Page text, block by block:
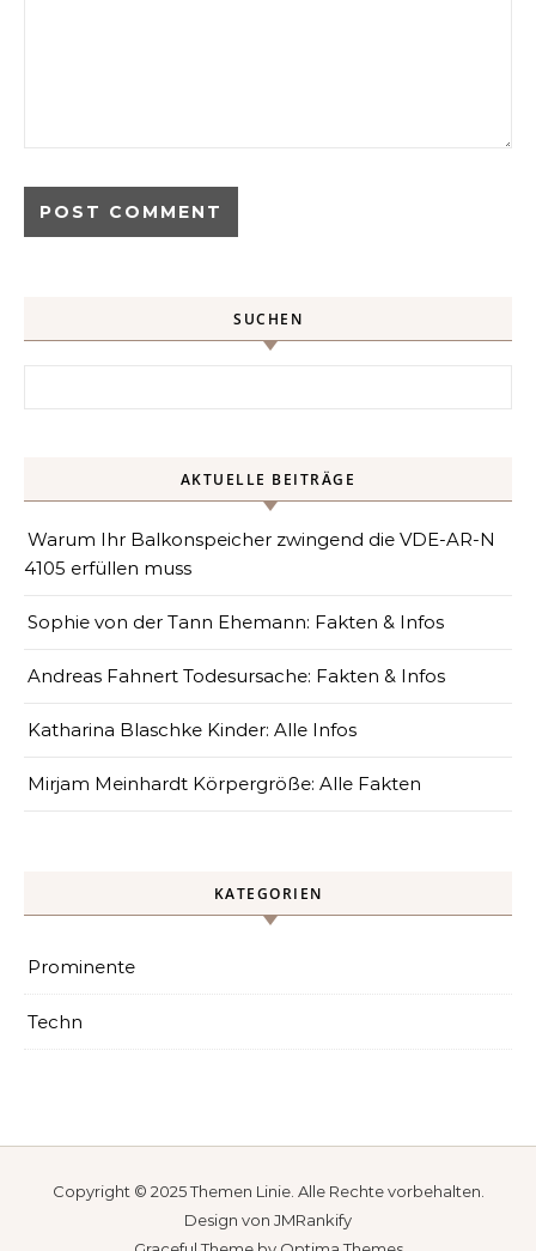
SUCHEN
AKTUELLE BEITRÄGE
Warum Ihr Balkonspeicher zwingend die VDE-AR-N
4105 erfüllen muss
Sophie von der Tann Ehemann: Fakten & Infos
Andreas Fahnert Todesursache: Fakten & Infos
Katharina Blaschke Kinder: Alle Infos
Mirjam Meinhardt Körpergröße: Alle Fakten
KATEGORIEN
Prominente
Techn
Copyright © 2025Themen Linie. Alle Rechte vorbehalten.
Design von JMRankify